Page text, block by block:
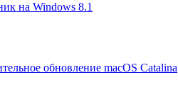
на Windows 8.1
обновление macOS Catalina